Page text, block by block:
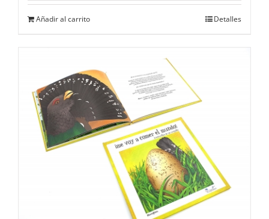
Añadir al carrito Detalles